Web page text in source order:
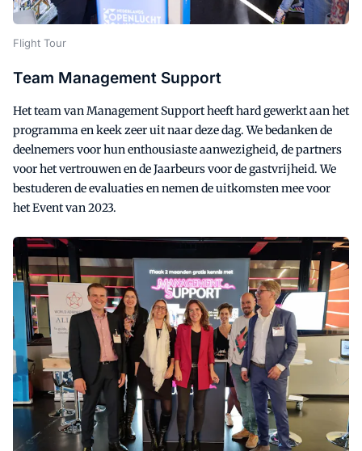
Flight Tour
Team Management Support
Het team van Management Support heeft hard gewerkt aan het
programma en keek zeer uit naar deze dag. We bedanken de
deelnemers voor hun enthousiaste aanwezigheid, de partners
voor het vertrouwen en de Jaarbeurs voor de gastvrijheid. We
bestuderen de evaluaties en nemen de uitkomsten mee voor
het Event van 2023.